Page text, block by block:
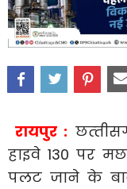
रायपुर :
हाइवे 130 पर
पलट जाने के